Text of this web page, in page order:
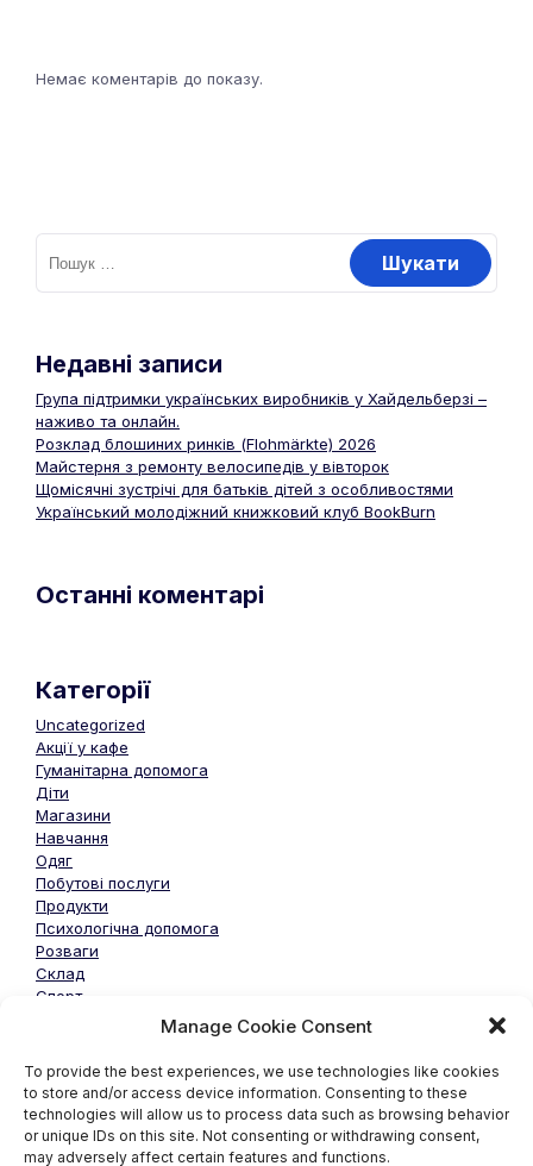
Manage Cookie Consent
To provide the best experiences, we use technologies like cookies
to store and/or access device information. Consenting to these
technologies will allow us to process data such as browsing behavior
or unique IDs on this site. Not consenting or withdrawing consent,
may adversely affect certain features and functions.
Немає коментарів до показу.
Недавні записи
Група підтримки українських виробників у Хайдельберзі –
наживо та онлайн.
Розклад блошиних ринків (Flohmärkte) 2026
Майстерня з ремонту велосипедів у вівторок
Щомісячні зустрічі для батьків дітей з особливостями
Український молодіжний книжковий клуб BookBurn
Останні коментарі
Категорії
Uncategorized
Акції у кафе
Гуманітарна допомога
Діти
Магазини
Навчання
Одяг
Побутові послуги
Продукти
Психологічна допомога
Розваги
Склад
Спорт
публікації, пишіть у наштелеграм канал.